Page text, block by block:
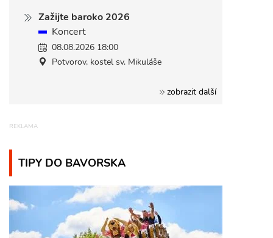
Zažijte baroko 2026
Koncert
08.08.2026 18:00
Potvorov, kostel sv. Mikuláše
zobrazit další
TIPY DO BAVORSKA